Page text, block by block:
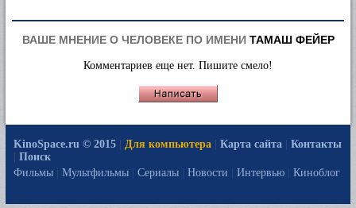
ВАШЕ МНЕНИЕ О ЧЕЛОВЕКЕ ПО ИМЕНИ ТАМАШ ФЕЙЕР
Комментариев еще нет. Пишите смело!
KinoSpace.ru © 2015 Для компьютера Карта сайта
Контакты
Поиск
Фильмы
Мультфильмы Сериалы Новости Интервью Киноблог